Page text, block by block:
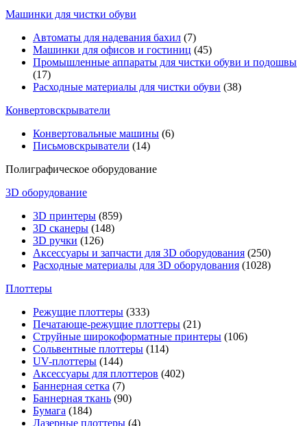
Машинки для чистки обуви
Автоматы для надевания бахил (7)
Машинки для офисов и гостиниц (45)
Промышленные аппараты для чистки обуви и подошвы
(17)
Расходные материалы для чистки обуви (38)
Конвертовскрыватели
Конвертовальные машины (6)
Письмовскрыватели (14)
Полиграфическое оборудование
3D оборудование
3D принтеры (859)
3D сканеры (148)
3D ручки (126)
Аксессуары и запчасти для 3D оборудования (250)
Расходные материалы для 3D оборудования (1028)
Плоттеры
Режущие плоттеры (333)
Печатающе-режущие плоттеры (21)
Струйные широкоформатные принтеры (106)
Сольвентные плоттеры (114)
UV-плоттеры (144)
Аксессуары для плоттеров (402)
Баннерная сетка (7)
Баннерная ткань (90)
Бумага (184)
Лазерные плоттеры (4)